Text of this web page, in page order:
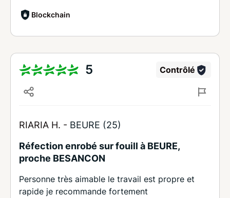
Blockchain
5 Contrôlé
RIARIA H. - BEURE (25)
Réfection enrobé sur fouill à BEURE,
proche BESANCON
Personne très aimable le travail est propre et
rapide je recommande fortement